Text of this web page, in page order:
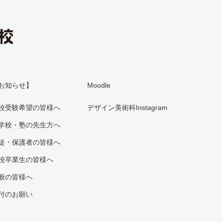
知らせ】
受験希望の皆様へ
校・塾の先生方へ
・保護者の皆様へ
卒業生の皆様へ
の皆様へ
のお願い
Moodle
デザイン美術科Instagram